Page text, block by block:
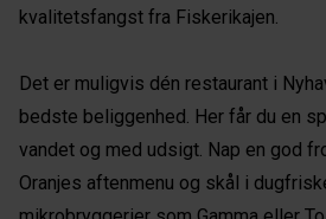
kvalitetsfangst fra Fiskerikajen.
Det er muligvis dén restaurant i
bedste beliggenhed. Her får du en
vandet og med udsigt. Nap en god
Oranjes aftenmenu og skål i